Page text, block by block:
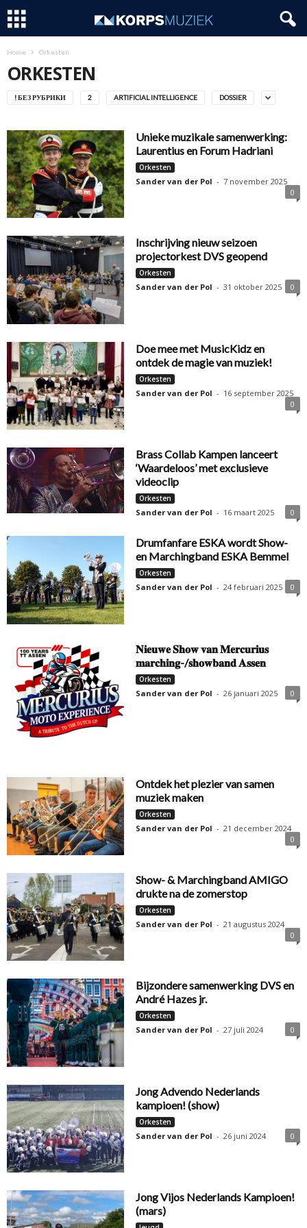
Home Orkesten
ORKESTEN
! БЕЗ РУБРИКИ 2 ARTIFICIAL INTELLIGENCE DOSSIER
Unieke muzikale samenwerking:
Laurentius en Forum Hadriani
Orkesten
Sander van der Pol - 7 november 2025
0
Inschrijving nieuw seizoen
projectorkest DVS geopend
Orkesten
Sander van der Pol - 31 oktober 2025 0
Doe mee met MusicKidz en
ontdek de magie van muziek!
Orkesten
Sander van der Pol - 16 september 2025
0
Brass Collab Kampen lanceert
‘Waardeloos’ met exclusieve
videoclip
Orkesten
Sander van der Pol - 16 maart 2025 0
Drumfanfare ESKA wordt Show-
en Marchingband ESKA Bemmel
Orkesten
Sander van der Pol - 24 februari 2025 0
𝐍𝐢𝐞𝐮𝐰𝐞 𝐒𝐡𝐨𝐰 𝐯𝐚𝐧 𝐌𝐞𝐫𝐜𝐮𝐫𝐢𝐮𝐬
𝐦𝐚𝐫𝐜𝐡𝐢𝐧𝐠-/𝐬𝐡𝐨𝐰𝐛𝐚𝐧𝐝 𝐀𝐬𝐬𝐞𝐧
Orkesten
Sander van der Pol - 26 januari 2025 0
Ontdek het plezier van samen
muziek maken
Orkesten
Sander van der Pol - 21 december 2024
0
Show- & Marchingband AMIGO
drukte na de zomerstop
Orkesten
Sander van der Pol - 21 augustus 2024
0
Bijzondere samenwerking DVS en
André Hazes jr.
Orkesten
Sander van der Pol - 27 juli 2024 0
Jong Advendo Nederlands
kampioen! (show)
Orkesten
Sander van der Pol - 26 juni 2024 0
Jong Vijos Nederlands Kampioen!
(mars)